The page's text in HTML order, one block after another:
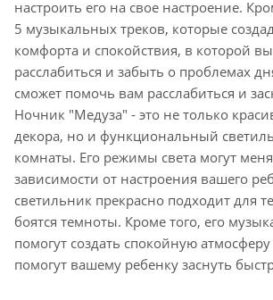
настроить его на свое настроение.
5 музыкальных треков, которые
комфорта и спокойствия, в которой
расслабиться и забыть о проблемах
сможет помочь вам расслабиться и
Ночник "Медуза" - это не только
декора, но и функциональный
комнаты. Его режимы света могут
зависимости от настроения вашего
светильник прекрасно подходит для
боятся темноты. Кроме того, его
помогут создать спокойную
помогут вашему ребенку заснуть